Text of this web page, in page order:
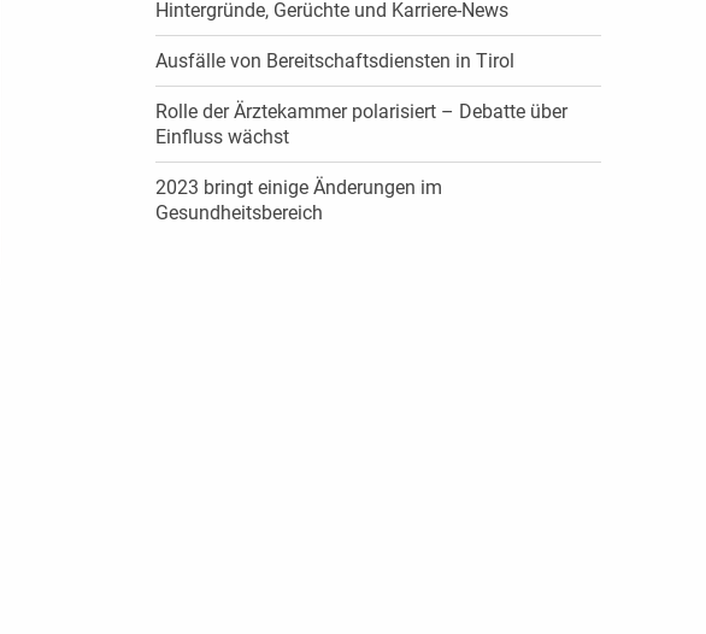
Hintergründe, Gerüchte und Karriere-News
Ausfälle von Bereitschaftsdiensten in Tirol
Rolle der Ärztekammer polarisiert – Debatte über
Einfluss wächst
2023 bringt einige Änderungen im
Gesundheitsbereich